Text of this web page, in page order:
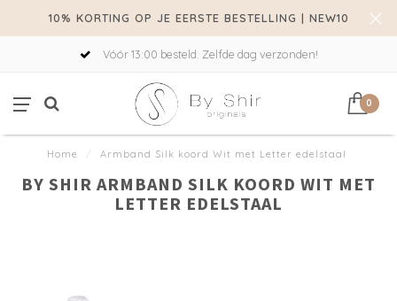
10% KORTING OP JE EERSTE BESTELLING | NEW10
Vóór 13:00 besteld. Zelfde dag verzonden!
0
Home / Armband Silk koord Wit met Letter edelstaal
BY SHIR ARMBAND SILK KOORD WIT MET
LETTER EDELSTAAL